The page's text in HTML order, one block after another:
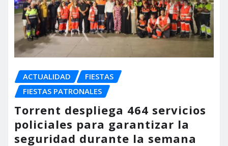
ACTUALIDAD
FIESTAS
FIESTAS PATRONALES
Torrent despliega 464 servicios
policiales para garantizar la
seguridad durante la semana